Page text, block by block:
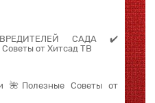
САДА ✔️
от Хитсад ТВ
🌺Полезные Советы от